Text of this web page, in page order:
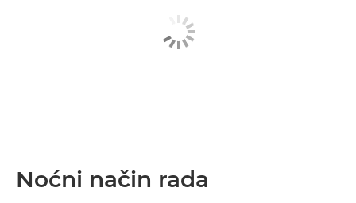
Noćni način rada